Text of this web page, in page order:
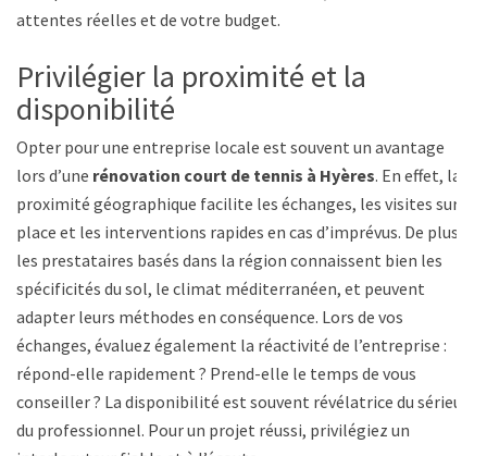
attentes réelles et de votre budget.
Privilégier la proximité et la
disponibilité
Opter pour une entreprise locale est souvent un avantage
lors d’une rénovation court de tennis à Hyères. En effet, la
proximité géographique facilite les échanges, les visites sur
place et les interventions rapides en cas d’imprévus. De plus,
les prestataires basés dans la région connaissent bien les
spécificités du sol, le climat méditerranéen, et peuvent
adapter leurs méthodes en conséquence. Lors de vos
échanges, évaluez également la réactivité de l’entreprise :
répond-elle rapidement ? Prend-elle le temps de vous
conseiller ? La disponibilité est souvent révélatrice du sérieux
du professionnel. Pour un projet réussi, privilégiez un